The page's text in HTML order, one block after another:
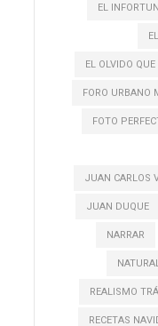
EL
EL OLVIDO QUE
FORO URBANO
FOTO
JUAN CARLOS
JUAN DUQUE
NARRAR
REALISMO
RECETAS